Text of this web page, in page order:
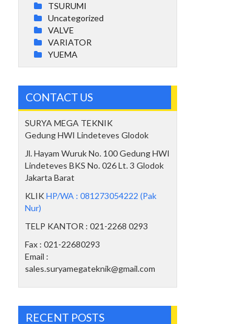
TSURUMI
Uncategorized
VALVE
VARIATOR
YUEMA
CONTACT US
SURYA MEGA TEKNIK
Gedung HWI Lindeteves Glodok
Jl. Hayam Wuruk No. 100 Gedung HWI
Lindeteves BKS No. 026 Lt. 3 Glodok
Jakarta Barat
KLIKHP/WA : 081273054222 (Pak
Nur)
TELP KANTOR : 021-2268 0293
Fax : 021-22680293
Email :
sales.suryamegateknik@gmail.com
RECENT POSTS